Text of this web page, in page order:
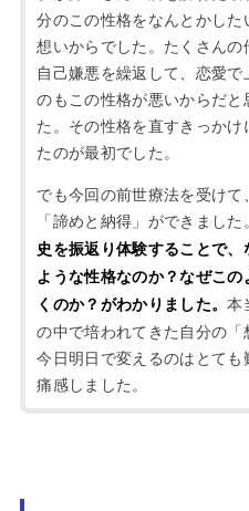
分のこの性格をなんとかした
想いからでした。たくさんの
自己嫌悪を繰返して、恋愛
のもこの性格が悪いからだと
た。その性格を直すきっかけ
たのが最初でした。
でも今回の前世療法を受けて
「諦めと納得」ができました。
史を振返り体験することで
ような性格なのか？なぜこ
くのか？がわかりました。本
の中で培われてきた自分の「
今日明日で変えるのはとても
痛感しました。